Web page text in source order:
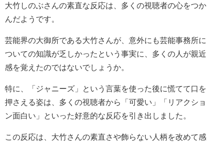
大竹しのぶさんの素直な反応は、多くの視聴者の心をつか
んだようです。
芸能界の大御所である大竹さんが、意外にも芸能事務所に
ついての知識が乏しかったという事実に、多くの人が親近
感を覚えたのではないでしょうか。
特に、「ジャニーズ」という言葉を使った後に慌てて口を
押さえる姿は、多くの視聴者から「可愛い」「リアクショ
ン面白い」といった好意的な反応を引き出しました。
この反応は、大竹さんの素直さや飾らない人柄を改めて感